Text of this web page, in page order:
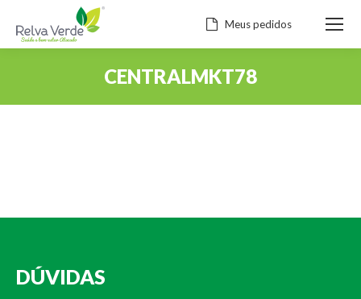
Meus pedidos
CENTRALMKT78
DÚVIDAS